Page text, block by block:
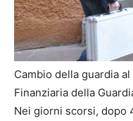
Cambio della guardia
Finanziaria della
Nei giorni scorsi, dopo